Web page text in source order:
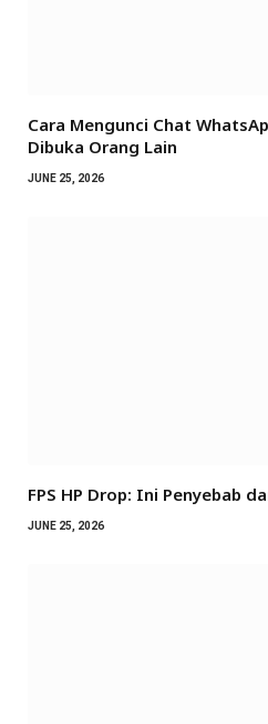
Cara Mengunci Chat
Dibuka Orang Lain
JUNE 25, 2026
FPS HP Drop: Ini Penyebab
JUNE 25, 2026